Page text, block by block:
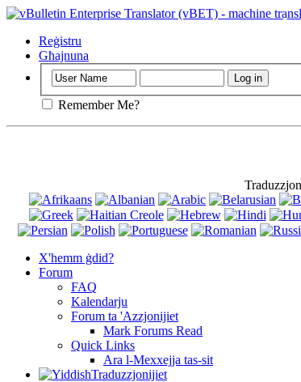
Reġistru
Għajnuna
Remember Me?
X'hemm ġdid?
Forum
FAQ
Kalendarju
Forum ta 'Azzjonijiet
Mark Forums Read
Quick Links
Ara l-Mexxejja tas-sit
Traduzzjonijiet